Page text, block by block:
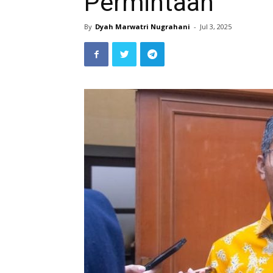
By Dyah Marwatri Nugrahani - Jul 3, 2025